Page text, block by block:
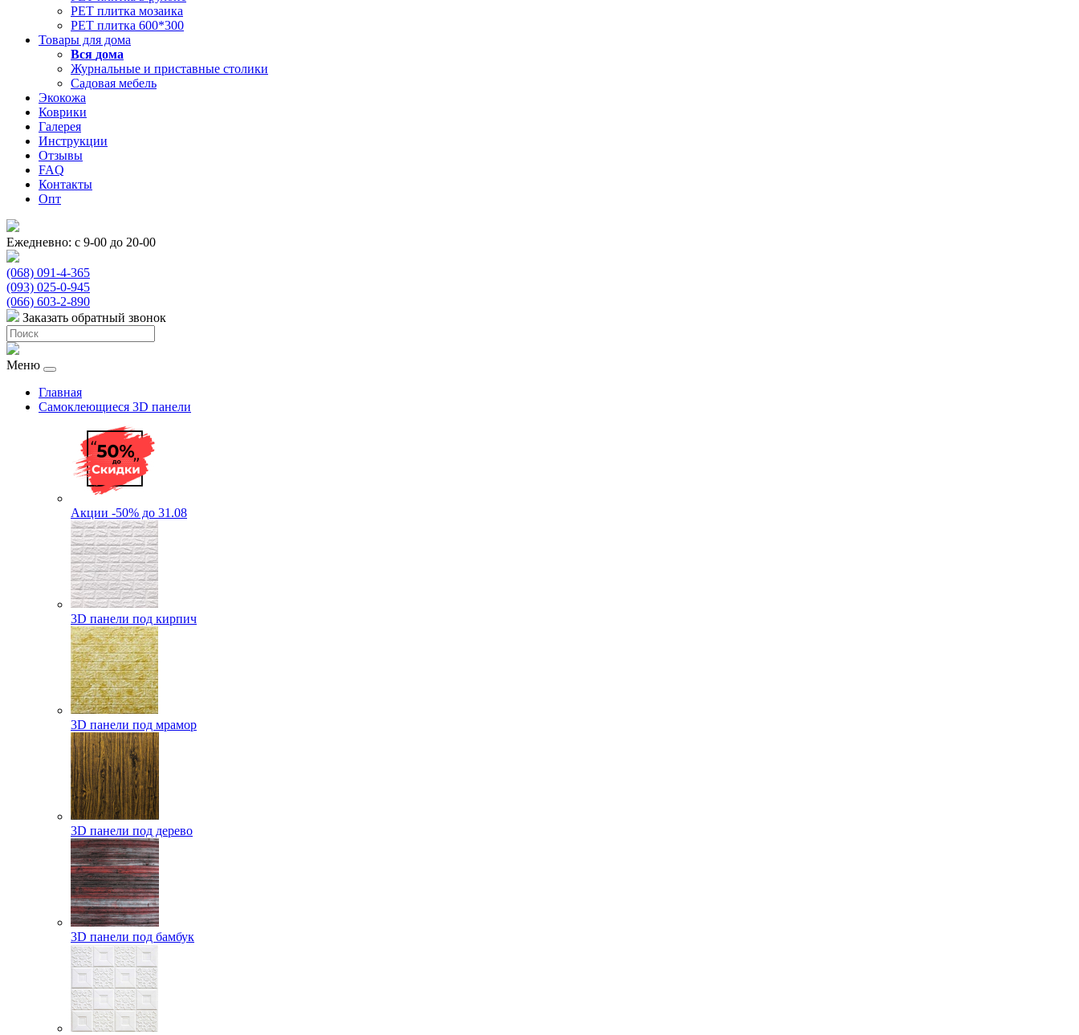
РЕТ плитка мозаика
РЕТ плитка 600*300
Товары для дома
Вся дома
Журнальные и приставные столики
Садовая мебель
Экокожа
Коврики
Галерея
Инструкции
Отзывы
FAQ
Контакты
Опт
Ежедневно: с 9-00 до 20-00
(068) 091-4-365
(093) 025-0-945
(066) 603-2-890
Заказать обратный звонок
Меню
Главная
Самоклеющиеся 3D панели
Акции -50% до 31.08
3D панели под кирпич
3D панели под мрамор
3D панели под дерево
3D панели под бамбук